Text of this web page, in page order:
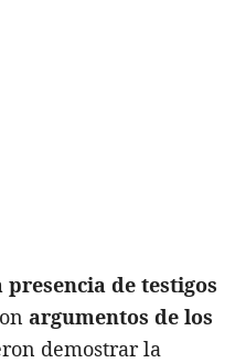
de testigos
argumentos de los
demostrar la